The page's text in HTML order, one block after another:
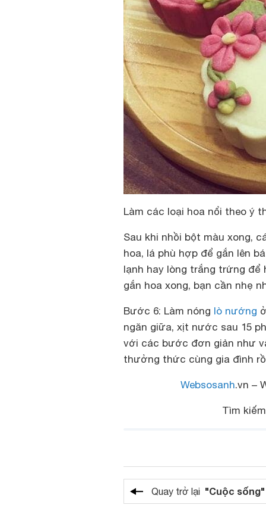
Làm các loại hoa nổi theo ý
Sau khi nhồi bột màu xong,
hoa, lá phù hợp để gắn lên
lạnh hay lòng trắng trứng để
gắn hoa xong, bạn cần nhẹ
Bước 6: Làm nóng lò nướng
ngăn giữa, xịt nước sau 15
với các bước đơn giản như
thưởng thức cùng gia đình
Websosanh.vn –
Tìm
Quay trở lại "Cuộc sống"